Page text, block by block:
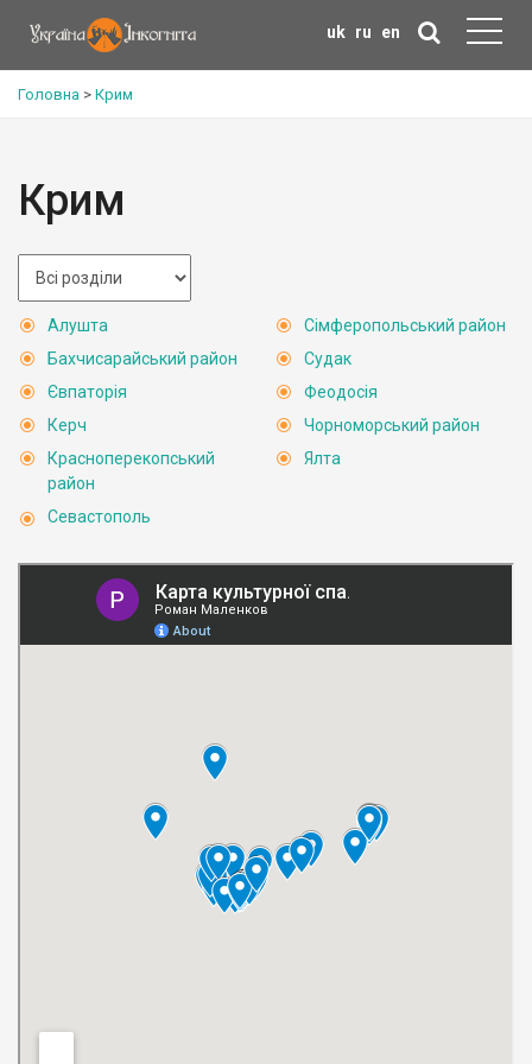
uk ru en
Головна > Крим
Крим
Алушта
Бахчисарайський район
Євпаторія
Керч
Красноперекопський
район
Севастополь
Сімферопольський район
Судак
Феодосія
Чорноморський район
Ялта